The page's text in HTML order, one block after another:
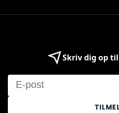
Skriv dig op
Email